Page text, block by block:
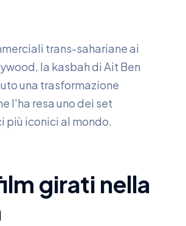
trans-sahariane ai
la kasbah di Ait Ben
una trasformazione
l'ha resa uno dei set
più iconici al mondo.
girati nella